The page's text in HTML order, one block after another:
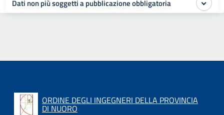
Dati non più soggetti a pubblicazione obbligatoria
ORDINE DEGLI INGEGNERI DELLA PROVINCIA
DI NUORO